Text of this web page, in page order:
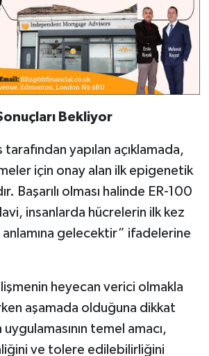
Bekliyor
yapılan açıklamada,
için onay alan ilk epigenetik
Başarılı olması halinde ER-100
insanlarda hücrelerin ilk kez
gelecektir” ifadelerine
heyecan verici olmakla
aşamada olduğuna dikkat
temel amacı,
ve tolere edilebilirliğini